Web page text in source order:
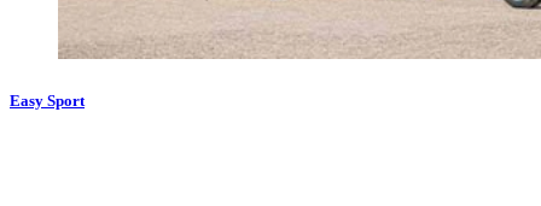
Easy Sport